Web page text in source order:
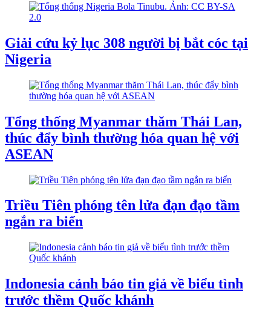
Giải cứu kỷ lục 308 người bị bắt cóc tại
Nigeria
Tổng thống Myanmar thăm Thái Lan,
thúc đẩy bình thường hóa quan hệ với
ASEAN
Triều Tiên phóng tên lửa đạn đạo tầm
ngắn ra biển
Indonesia cảnh báo tin giả về biểu tình
trước thềm Quốc khánh